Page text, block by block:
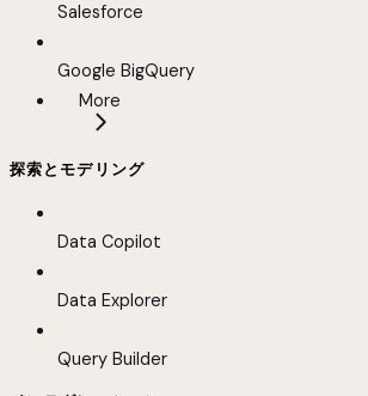
Salesforce
Google BigQuery
More
探索とモデリング
Data Copilot
Data Explorer
Query Builder